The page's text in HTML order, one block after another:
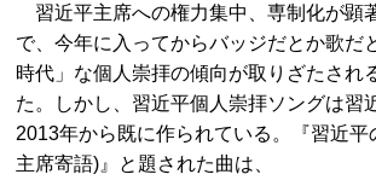
習近平主席への権力集中、専制化が顕
で、今年に入ってからバッジだとか歌だ
時代」な個人崇拝の傾向が取りざたされ
た。しかし、習近平個人崇拝ソングは習
2013年から既に作られている。『習近平
主席寄語)』と題された曲は、